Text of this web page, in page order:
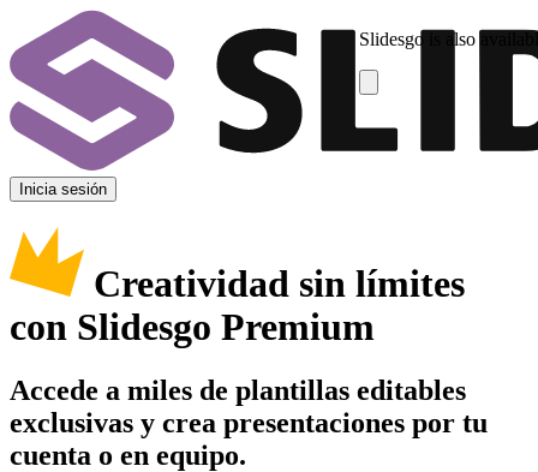
Slidesgo is also
Inicia sesión
Creatividad sin límites
con Slidesgo Premium
Accede a miles de plantillas editables
exclusivas y crea presentaciones por tu
cuenta o en equipo.